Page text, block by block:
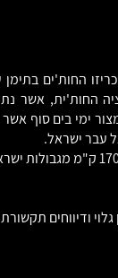
הכריזו החות'ים
החות'ית, אשר
ימי בים סוף
מפה זו מציגה הן את תקיפות החות'ים נגד ישראל
ודיווחים